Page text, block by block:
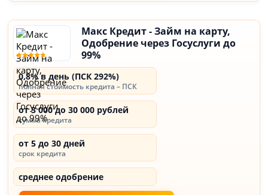
Макс Кредит - Займ на карту,
Одобрение через Госуслуги до
99%
0,8% в день (ПСК 292%)
полная стоимость кредита – ПСК
от 3 000 до 30 000 рублей
сумма кредита
от 5 до 30 дней
срок кредита
среднее одобрение